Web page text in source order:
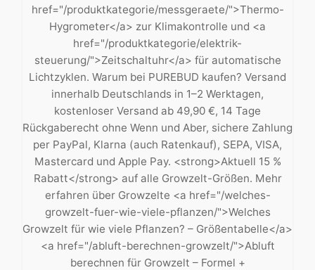
href="/produktkategorie/messgeraete/">Thermo-
Hygrometer</a> zur Klimakontrolle und <a
href="/produktkategorie/elektrik-
steuerung/">Zeitschaltuhr</a> für automatische
Lichtzyklen. Warum bei PUREBUD kaufen? Versand
innerhalb Deutschlands in 1–2 Werktagen,
kostenloser Versand ab 49,90 €, 14 Tage
Rückgaberecht ohne Wenn und Aber, sichere Zahlung
per PayPal, Klarna (auch Ratenkauf), SEPA, VISA,
Mastercard und Apple Pay. <strong>Aktuell 15 %
Rabatt</strong> auf alle Growzelt-Größen. Mehr
erfahren über Growzelte <a href="/welches-
growzelt-fuer-wie-viele-pflanzen/">Welches
Growzelt für wie viele Pflanzen? – Größentabelle</a>
<a href="/abluft-berechnen-growzelt/">Abluft
berechnen für Growzelt – Formel +